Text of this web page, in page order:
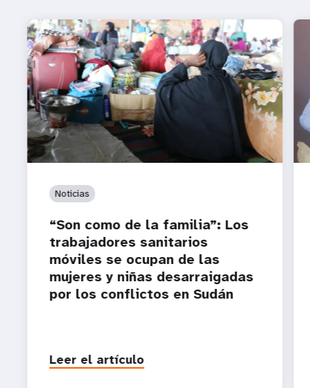
Noticias
“Son como de la familia”: Los
trabajadores sanitarios
móviles se ocupan de las
mujeres y niñas desarraigadas
por los conflictos en Sudán
Leer el artículo